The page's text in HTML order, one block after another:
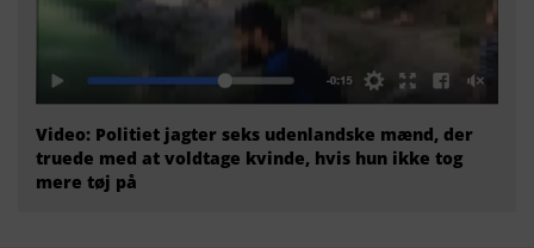
Video: Politiet jagter seks udenlandske mænd, der
truede med at voldtage kvinde, hvis hun ikke tog
mere tøj på